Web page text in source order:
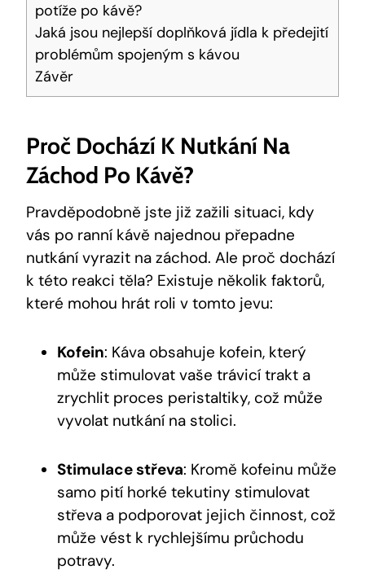
potíže po kávě?
Jaká jsou nejlepší doplňková jídla k předejití
problémům spojeným s kávou
Závěr
Proč Dochází K Nutkání Na
Záchod Po Kávě?
Pravděpodobně jste již zažili situaci, kdy
vás po ranní kávě najednou přepadne
nutkání vyrazit na záchod. Ale proč dochází
k této reakci těla? Existuje několik faktorů,
které mohou hrát roli v tomto jevu:
Kofein: Káva obsahuje kofein, který
může stimulovat vaše trávicí trakt a
zrychlit proces peristaltiky, což může
vyvolat nutkání na stolici.
Stimulace střeva: Kromě kofeinu může
samo pití horké tekutiny stimulovat
střeva a podporovat jejich činnost, což
může vést k rychlejšímu průchodu
potravy.